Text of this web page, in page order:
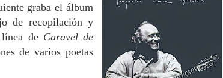
graba el álbum
de recopilación y
de Caravel de
de varios poetas